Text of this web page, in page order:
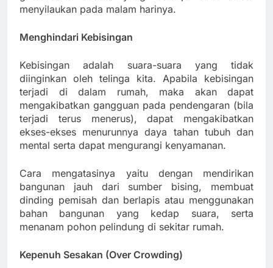
menyilaukan pada malam harinya.
Menghindari Kebisingan
Kebisingan adalah suara-suara yang tidak
diinginkan oleh telinga kita. Apabila kebisingan
terjadi di dalam rumah, maka akan dapat
mengakibatkan gangguan pada pendengaran (bila
terjadi terus menerus), dapat mengakibatkan
ekses-ekses menurunnya daya tahan tubuh dan
mental serta dapat mengurangi kenyamanan.
Cara mengatasinya yaitu dengan mendirikan
bangunan jauh dari sumber bising, membuat
dinding pemisah dan berlapis atau menggunakan
bahan bangunan yang kedap suara, serta
menanam pohon pelindung di sekitar rumah.
Kepenuh Sesakan (Over Crowding)